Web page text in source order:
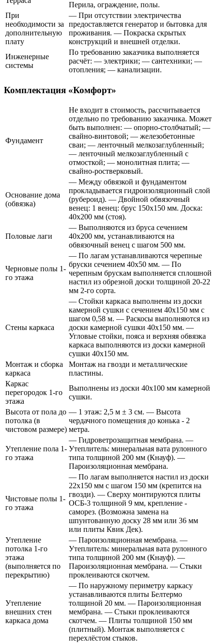
Перила, ограждение, полы.
При
необходимости за
дополнительную
плату
— При отсутствии электричества
предоставляется генератор и бытовка для
проживания. — Покраска скрытых
конструкций и внешней отделки.
Инженерные
системы
По требованию заказчика выполняется
расчёт: — электрики; — сантехники; —
отопления; — канализации.
Комплектация «Комфорт»
Фундамент
Не входит в стоимость, рассчитывается
отдельно по требованию заказчика. Может
быть выполнен: — опорно-столбчатый; —
свайно-винтовой; — железобетонные
сваи; — ленточный мелкозаглубленный;
— ленточный мелкозаглубленный с
отмосткой; — монолитная плита; —
свайно-ростверковый.
Основание дома
(обвязка)
— Между обвязкой и фундаментом
прокладывается гидроизоляционный слой
(рубероид). — Двойной обвязочный
венец: 1 венец: брус 150х150 мм. Доска:
40х200 мм (стоя).
Половые лаги
— Выполняются из бруса сечением
40х200 мм, устанавливаются на
обвязочный венец с шагом 500 мм.
Черновые полы 1-
го этажа
— По лагам устанавливаются черепные
бруски сечением 40х50 мм. — По
черепным брускам выполняется сплошной
настил из обрезной доски толщиной 20-22
мм 2-го сорта.
Стены каркаса
— Стойки каркаса выполнены из доски
камерной сушки с сечением 40х150 мм с
шагом 0,58 м. — Раскосы выполняются из
доски камерной сушки 40х150 мм. —
Угловые стойки, пояса и верхняя обвязка
каркаса выполняются из доски камерной
сушки 40х150 мм.
Монтаж и сборка
каркаса
Монтаж на гвозди и металлические
пластины.
Каркас
перегородок 1-го
этажа
Выполнены из доски 40х100 мм камерной
сушки.
Высота от пола до
потолка (в
чистовом размере)
— 1 этаж: 2,5 м ± 3 см. — Высота
чердачного помещения до конька - 2
метра.
Утепление пола 1-
го этажа
— Гидроветрозащитная мембрана. —
Утеплитель: минеральная вата рулонного
типа толщиной 200 мм (Кнауф). —
Пароизоляционная мембрана.
Чистовые полы 1-
го этажа
— По лагам выполняется настил из доски
22х150 мм с шагом 150 мм (крепится на
гвозди). — Сверху монтируются плиты
ОСБ-3 толщиной 9 мм, крепление -
саморез. (Возможна замена на
шпунтованную доску 28 мм или 36 мм
или плиты Квик Дек).
Утепление
потолка 1-го
этажа
(выполняется по
перекрытию)
— Пароизоляционная мембрана. —
Утеплитель: минеральная вата рулонного
типа толщиной 200 мм (Кнауф). —
Пароизоляционная мембрана. — Стыки
проклеиваются скотчем.
Утепление
внешних стен
каркаса дома
— По наружному периметру каркасу
устанавливаются плиты Белтермо
толщиной 20 мм. — Пароизоляционная
мембрана. — Стыки проклеиваются
скотчем. — Плиты толщиной 150 мм
(плитный). Монтаж выполняется с
перехлёстом стыков.